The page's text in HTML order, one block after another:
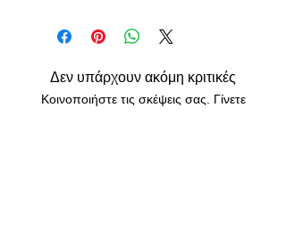
Δεν υπάρχουν ακόμη κριτικές
Κοινοποιήστε τις σκέψεις σας. Γίνετε